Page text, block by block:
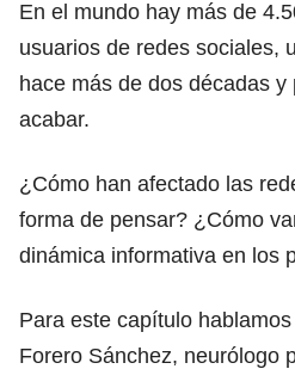
En el mundo hay más de
usuarios de redes sociales,
hace más de dos décadas
acabar.
¿Cómo han afectado las
forma de pensar? ¿Cómo
dinámica informativa en los
Para este capítulo
Forero Sánchez, neurólogo